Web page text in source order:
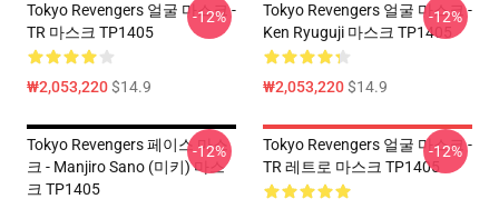
Tokyo Revengers 얼굴 마스크 -
TR 마스크 TP1405
₩2,053,220$14.9
-12%
Tokyo Revengers 얼굴 마스크 -
Ken Ryuguji 마스크 TP1405
₩2,053,220$14.9
-12%
Tokyo Revengers 페이스 마스
크 - Manjiro Sano (미키) 마스
크 TP1405
-12%
Tokyo Revengers 얼굴 마스크 -
TR 레트로 마스크 TP1405
-12%